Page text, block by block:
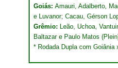
Goiás: Amauri, Adalberto,
e Luvanor; Cacau, Gérson
Grêmio: Leão, Uchoa,
Baltazar e Paulo Matos
* Rodada Dupla com Goiânia